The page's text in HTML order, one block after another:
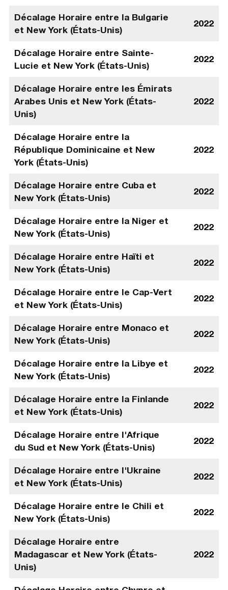
Décalage Horaire entre la Bulgarie
et New York (États-Unis)
2022
Décalage Horaire entre Sainte-
Lucie et New York (États-Unis)
2022
Décalage Horaire entre les Émirats
Arabes Unis et New York (États-
Unis)
2022
Décalage Horaire entre la
République Dominicaine et New
York (États-Unis)
2022
Décalage Horaire entre Cuba et
New York (États-Unis)
2022
Décalage Horaire entre la Niger et
New York (États-Unis)
2022
Décalage Horaire entre Haïti et
New York (États-Unis)
2022
Décalage Horaire entre le Cap-Vert
et New York (États-Unis)
2022
Décalage Horaire entre Monaco et
New York (États-Unis)
2022
Décalage Horaire entre la Libye et
New York (États-Unis)
2022
Décalage Horaire entre la Finlande
et New York (États-Unis)
2022
Décalage Horaire entre l'Afrique
du Sud et New York (États-Unis)
2022
Décalage Horaire entre l'Ukraine
et New York (États-Unis)
2022
Décalage Horaire entre le Chili et
New York (États-Unis)
2022
Décalage Horaire entre
Madagascar et New York (États-
Unis)
2022